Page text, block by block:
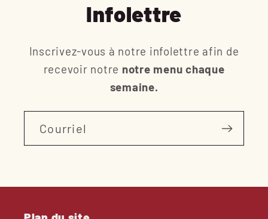
Infolettre
Inscrivez-vous à notre infolettre afin de
recevoir notre notre menu chaque
semaine.
Courriel